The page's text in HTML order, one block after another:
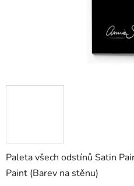
Paleta všech odstínů Satin
Paint (Barev na stěnu)